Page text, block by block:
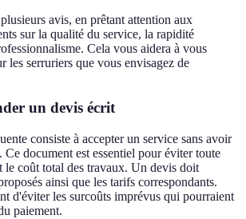
avis, en prêtant attention aux
sur la qualité du service, la rapidité
Cela vous aidera à vous
les serruriers que vous envisagez de
un devis écrit
consiste à accepter un service sans avoir
document est essentiel pour éviter toute
le coût total des travaux. Un devis doit
ainsi que les tarifs correspondants.
d'éviter les surcoûts imprévus qui pourraient
paiement.